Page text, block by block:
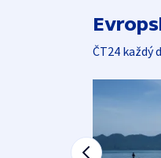
ČT24 každý